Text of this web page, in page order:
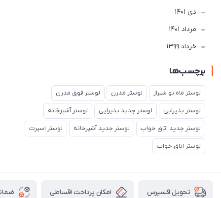
دی 1401
مرداد 1401
خرداد 1399
برچسب‌ها
لوستر ماه نو شیراز لوستر مدرن لوستر فوق مدرن
لوستر پذیرایی لوستر جدید پذیرایی لوستر آشپزخانه
لوستر جدید اتاق خواب لوستر جدید آشپزخانه لوستر اسپرت
لوستر اتاق خواب
تحویل اکسپرس امکان پرداخت اقساطی